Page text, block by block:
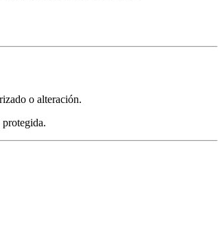
o alteración.